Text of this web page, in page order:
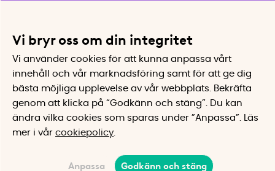
Vi bryr oss om din integritet
Vi använder cookies för att kunna anpassa vårt
innehåll och vår marknadsföring samt för att ge dig
bästa möjliga upplevelse av vår webbplats.
Bekräfta
genom att klicka på “Godkänn och stäng”. Du kan
ändra vilka cookies som sparas under ”Anpassa”.
Läs
mer i vår cookiepolicy
Anpassa Godkänn och stäng